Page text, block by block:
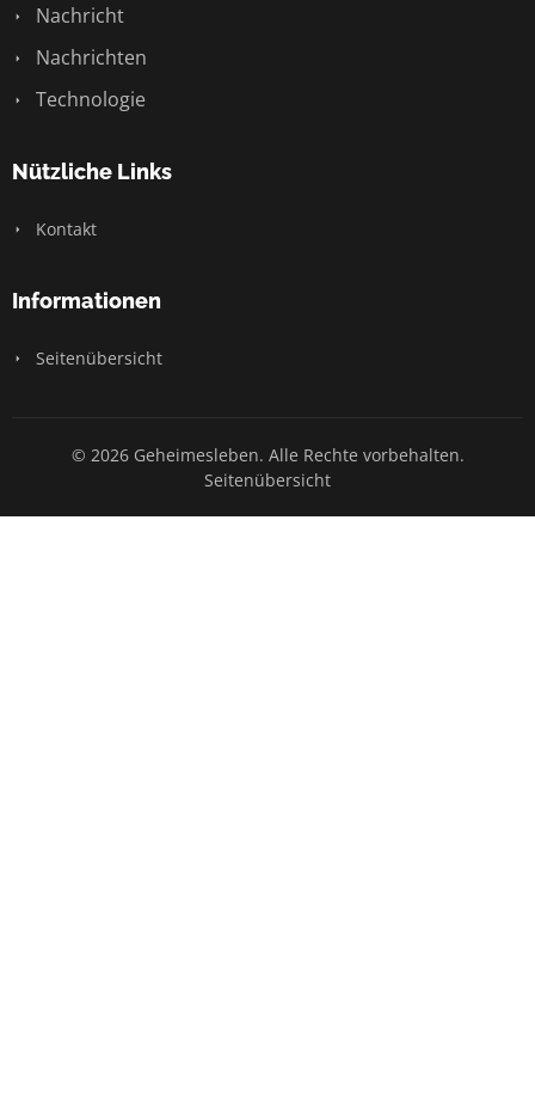
Nachricht
Nachrichten
Technologie
Nützliche Links
Kontakt
Informationen
Seitenübersicht
© 2026 Geheimesleben. Alle Rechte vorbehalten.
Seitenübersicht